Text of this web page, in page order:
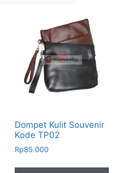
Dompet Kulit Souvenir
Kode TP02
Rp85.000